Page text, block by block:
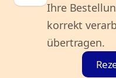
Ihre
korrekt
übertragen.